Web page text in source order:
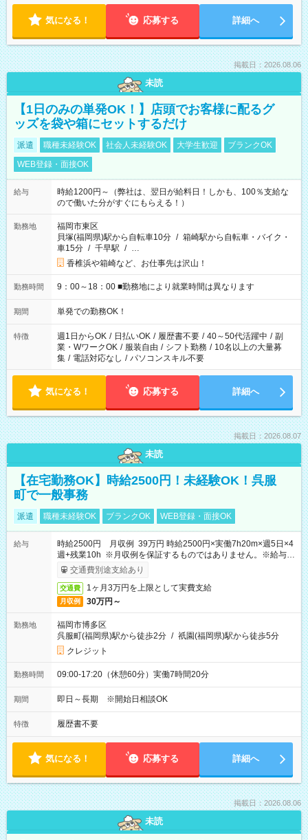
気になる！ 応募する 詳細へ
掲載日：2026.08.06
未読
【1日のみの単発OK！】店頭でお客様に配るグ
ッズを袋や箱にセットするだけ
派遣 職種未経験OK 社会人未経験OK 大学生歓迎
ブランクOK
WEB登録・面接OK
給与
時給1200円～（弊社は、翌日が給料日！しかも、100％支給な
ので働いた分がすぐにもらえる！）
勤務地
福岡市東区
貝塚(福岡県)駅から自転車10分 / 箱崎駅から自転車・バイク・
車15分 / 千早駅 / …
香椎浜や箱崎など、お仕事先は沢山！
勤務時間 9：00～18：00 ■勤務地により就業時間は異なります
期間 単発での勤務OK！
特徴 週1日からOK / 日払いOK / 履歴書不要 / 40～50代活躍中 / 副
業・WワークOK / 服装自由 / シフト勤務 / 10名以上の大量募
集 / 電話対応なし / パソコンスキル不要
気になる！ 応募する 詳細へ
掲載日：2026.08.07
未読
【在宅勤務OK】時給2500円！未経験OK！呉服
町で一般事務
派遣 職種未経験OK ブランクOK WEB登録・面接OK
給与
時給2500円 月収例 39万円 時給2500円×実働7h20m×週5日×4
週+残業10h ※月収例を保証するものではありません。※給与即
受取りサービス利用可（利用条件有）
交通費別途支給あり
交通費 1ヶ月3万円を上限として実費支給
月収例 30万円～
勤務地
福岡市博多区
呉服町(福岡県)駅から徒歩2分 / 祇園(福岡県)駅から徒歩5分
クレジット
勤務時間 09:00-17:20（休憩60分）実働7時間20分
期間 即日～長期 ※開始日相談OK
特徴 履歴書不要
気になる！ 応募する 詳細へ
掲載日：2026.08.06
未読